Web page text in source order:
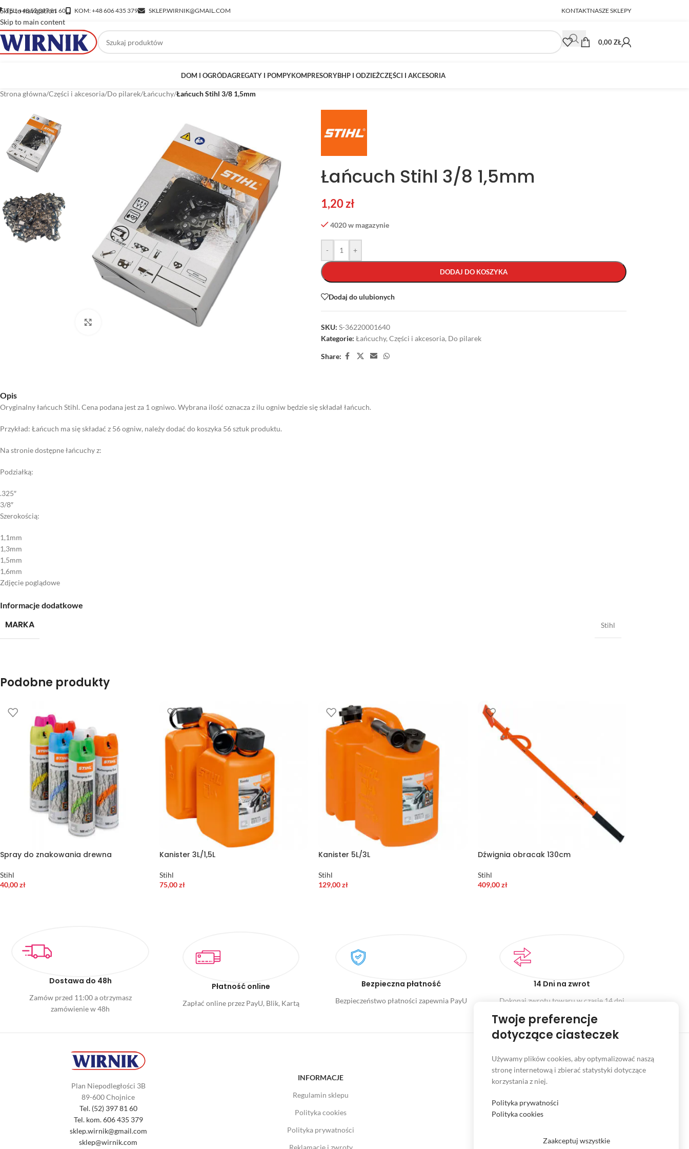
Skip to navigation
Skip to main content
TEL: +48 52 397 81 60 KOM: +48 606 435 379 SKLEP.WIRNIK@GMAIL.COM KONTAKTNASZE SKLEPY
0,00ZŁ
DOM I OGRÓDAGREGATY I POMPYKOMPRESORYBHP I ODZIEŻCZĘŚCI I AKCESORIA
Strona główna/Części i akcesoria/Do pilarek/Łańcuchy/Łańcuch Stihl 3/8 1,5mm
Łańcuch Stihl 3/8 1,5mm
1,20zł
4020 w magazynie
- +
DODAJ DO KOSZYKA
Dodaj do ulubionych
SKU: S-36220001640
Kategorie: Łańcuchy, Części i akcesoria, Do pilarek
Share:
Opis
Oryginalny łańcuch Stihl. Cena podana jest za 1 ogniwo. Wybrana ilość oznacza z ilu ogniw będzie się składał łańcuch.
Przykład: Łańcuch ma się składać z 56 ogniw, należy dodać do koszyka 56 sztuk produktu.
Na stronie dostępne łańcuchy z:
Podziałką:
.325″
3/8″
Szerokością:
1,1mm
1,3mm
1,5mm
1,6mm
Zdjęcie poglądowe
Informacje dodatkowe
MARKA Stihl
Podobne produkty
Spray do znakowania drewna
Stihl
40,00zł
Kanister 3L/1,5L
Stihl
75,00zł
Kanister 5L/3L
Stihl
129,00zł
Dźwignia obracak 130cm
Stihl
409,00zł
Dostawa do 48h
Zamów przed 11:00 a otrzymasz
zamówienie w 48h
Płatność online
Zapłać online przez PayU, Blik, Kartą
Bezpieczna płatność
Bezpieczeństwo płatności zapewnia PayU
14 Dni na zwrot
Dokonaj zwrotu towaru w czasie 14 dni
Plan Niepodległości 3B
89-600 Chojnice
Tel. (52) 397 81 60
Tel. kom. 606 435 379
sklep.wirnik@gmail.com
sklep@wirnik.com
INFORMACJE
Regulamin sklepu
Polityka cookies
Polityka prywatności
Reklamacje i zwroty
INFORMACJE
Kontakt
Twoje preferencje
dotyczące ciasteczek
Używamy plików cookies, aby optymalizować naszą
stronę internetową i zbierać statystyki dotyczące
korzystania z niej.
Polityka prywatności
Polityka cookies
Zaakceptuj wszystkie